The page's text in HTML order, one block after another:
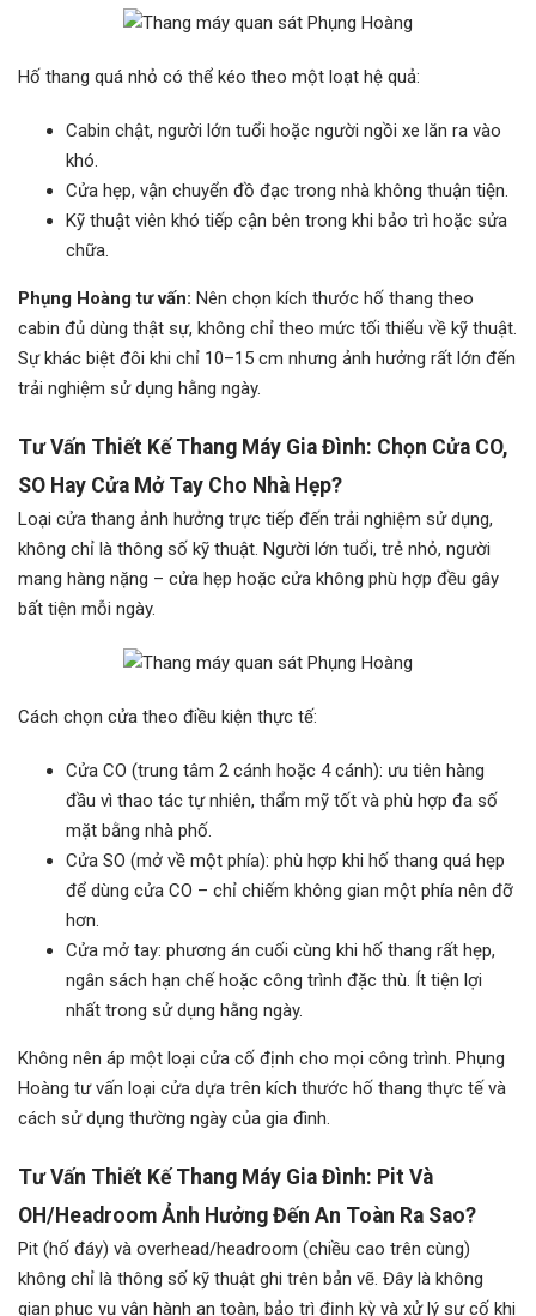
Hố thang quá nhỏ có thể kéo theo một loạt hệ quả:
Cabin chật, người lớn tuổi hoặc người ngồi xe lăn ra vào
khó.
Cửa hẹp, vận chuyển đồ đạc trong nhà không thuận tiện.
Kỹ thuật viên khó tiếp cận bên trong khi bảo trì hoặc sửa
chữa.
Phụng Hoàng tư vấn: Nên chọn kích thước hố thang theo
cabin đủ dùng thật sự, không chỉ theo mức tối thiểu về kỹ thuật.
Sự khác biệt đôi khi chỉ 10–15 cm nhưng ảnh hưởng rất lớn đến
trải nghiệm sử dụng hằng ngày.
Tư Vấn Thiết Kế Thang Máy Gia Đình: Chọn Cửa CO,
SO Hay Cửa Mở Tay Cho Nhà Hẹp?
Loại cửa thang ảnh hưởng trực tiếp đến trải nghiệm sử dụng,
không chỉ là thông số kỹ thuật. Người lớn tuổi, trẻ nhỏ, người
mang hàng nặng – cửa hẹp hoặc cửa không phù hợp đều gây
bất tiện mỗi ngày.
Cách chọn cửa theo điều kiện thực tế:
Cửa CO (trung tâm 2 cánh hoặc 4 cánh): ưu tiên hàng
đầu vì thao tác tự nhiên, thẩm mỹ tốt và phù hợp đa số
mặt bằng nhà phố.
Cửa SO (mở về một phía): phù hợp khi hố thang quá hẹp
để dùng cửa CO – chỉ chiếm không gian một phía nên đỡ
hơn.
Cửa mở tay: phương án cuối cùng khi hố thang rất hẹp,
ngân sách hạn chế hoặc công trình đặc thù. Ít tiện lợi
nhất trong sử dụng hằng ngày.
Không nên áp một loại cửa cố định cho mọi công trình. Phụng
Hoàng tư vấn loại cửa dựa trên kích thước hố thang thực tế và
cách sử dụng thường ngày của gia đình.
Tư Vấn Thiết Kế Thang Máy Gia Đình: Pit Và
OH/Headroom Ảnh Hưởng Đến An Toàn Ra Sao?
Pit (hố đáy) và overhead/headroom (chiều cao trên cùng)
không chỉ là thông số kỹ thuật ghi trên bản vẽ. Đây là không
gian phục vụ vận hành an toàn, bảo trì định kỳ và xử lý sự cố khi